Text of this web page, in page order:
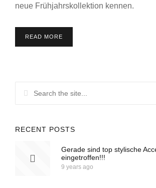
neue Frühjahrskollektion kennen.
READ MORE
RECENT POSTS
Gerade sind top stylische
eingetroffen!!!
9 years ago